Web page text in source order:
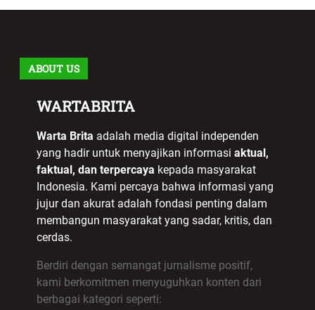
ABOUT US
WARTABRITA
Warta Brita adalah media digital independen
yang hadir untuk menyajikan informasi aktual,
faktual, dan terpercaya kepada masyarakat
Indonesia. Kami percaya bahwa informasi yang
jujur dan akurat adalah fondasi penting dalam
membangun masyarakat yang sadar, kritis, dan
cerdas.
Berdiri dengan semangat jurnalisme positif,
kami berkomitmen menyuguhkan konten dari
berbagai kategori seperti: